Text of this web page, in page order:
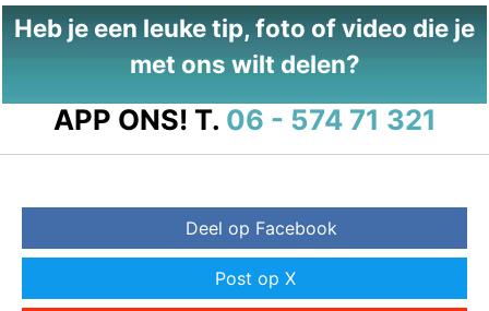
Heb je een leuke tip, foto of video die je
met ons wilt delen?
APP ONS! T. 06 - 574 71 321
Deel op Facebook
Post op X